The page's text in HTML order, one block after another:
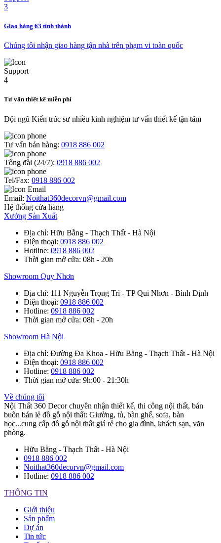
Giao hàng 63 tỉnh thành
Chúng tôi nhận giao hàng tận nhà trên phạm vi toàn quốc
Tư vấn thiết kế miễn phí
Đội ngũ Kiến trúc sư nhiều kinh nghiệm tư vấn thiết kế tận tâm
Tư vấn bán hàng: 0918 886 002
Tổng đài (24/7): 0918 886 002
Tel/Fax: 0918 886 002
Email: Noithat360decorvn@gmail.com
Hệ thống cửa hàng
Xưởng Sản Xuất
Địa chỉ: Hữu Bằng - Thạch Thất - Hà Nội
Điện thoại: 0918 886 002
Hotline: 0918 886 002
Thời gian mở cửa: 08h - 20h
Showroom Quy Nhơn
Địa chỉ: 111 Nguyễn Trọng Trì - TP Qui Nhơn - Bình Định
Điện thoại: 0918 886 002
Hotline: 0918 886 002
Thời gian mở cửa: 08h - 20h
Showroom Hà Nội
Địa chỉ: Đường Đa Khoa - Hữu Bằng - Thạch Thất - Hà Nội
Điện thoại: 0918 886 002
Hotline: 0918 886 002
Thời gian mở cửa: 9h:00 - 21:30h
Về chúng tôi
Nội Thất 360 Decor chuyên nhận thiết kế, thi công nội thất, bán
buôn bán lẻ đồ gỗ nội thất: Giường, tủ, bàn ghế, sofa, bàn
học...cung cấp đồ gỗ nội thất giá rẻ cho gia đình, khách sạn, văn
phòng.
Hữu Bằng - Thạch Thất - Hà Nội
0918 886 002
Noithat360decorvn@gmail.com
Hotline: 0918 886 002
THÔNG TIN
Giới thiệu
Sản phẩm
Dự án
Tin tức